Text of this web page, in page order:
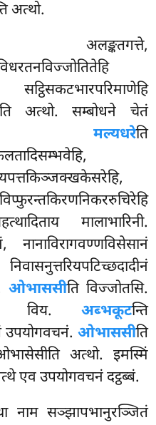
अत्थो.
अलङ्कतगत्ते,
अत्थो. सम्बोधने चेतं
मल्यधरेति
मालाभारिनी.
नानाविरागवण्णविसेसानं
ओभाससीति विज्जोतसि.
विय. अब्भकूटन्ति
उपयोगवचनं. ओभाससीति
अत्थो. इमस्मिं
एव उपयोगवचनं दट्ठब्बं.
नाम सञ्झापभानुरञ्जितं